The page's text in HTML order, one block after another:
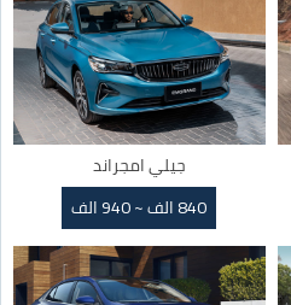
جيلي امجراند
840 الف ~ 940 الف